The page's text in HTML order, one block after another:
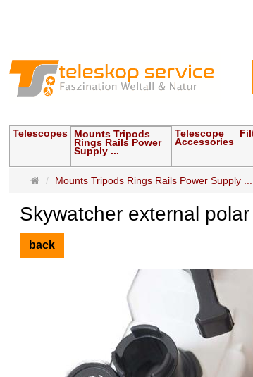
Telescopes Mounts Tripods
Rings Rails Power
Supply ...
Telescope
Accessories
MainMounts Tripods Rings Rails Power Supply ...
Skywatcher external
back